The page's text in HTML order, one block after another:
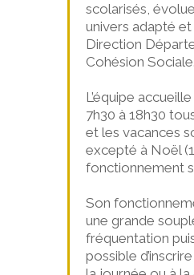
scolarisés,
univers adapté
Direction
Cohésion Sociale.
L’équipe
7h30 à 18h30
et les vacances
excepté à Noël
fonctionnement
Son
une grande
fréquentation
possible